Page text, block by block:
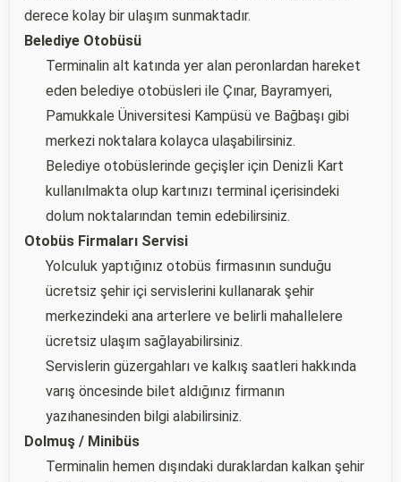
derece kolay bir ulaşım sunmaktadır.
Belediye Otobüsü
Terminalin alt katında yer alan peronlardan hareket
eden belediye otobüsleri ile Çınar, Bayramyeri,
Pamukkale Üniversitesi Kampüsü ve Bağbaşı gibi
merkezi noktalara kolayca ulaşabilirsiniz.
Belediye otobüslerinde geçişler için Denizli Kart
kullanılmakta olup kartınızı terminal içerisindeki
dolum noktalarından temin edebilirsiniz.
Otobüs Firmaları Servisi
Yolculuk yaptığınız otobüs firmasının sunduğu
ücretsiz şehir içi servislerini kullanarak şehir
merkezindeki ana arterlere ve belirli mahallelere
ücretsiz ulaşım sağlayabilirsiniz.
Servislerin güzergahları ve kalkış saatleri hakkında
varış öncesinde bilet aldığınız firmanın
yazıhanesinden bilgi alabilirsiniz.
Dolmuş / Minibüs
Terminalin hemen dışındaki duraklardan kalkan şehir